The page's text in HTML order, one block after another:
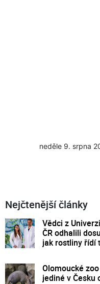
neděle 9. srpna
Nejčtenější články
Vědci z
ČR odhalili
jak rostliny řídí
Olomoucké
jediné v Česku